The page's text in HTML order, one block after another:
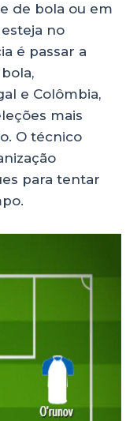
de bola ou em
no
é passar a
e Colômbia,
mais
O técnico
para tentar